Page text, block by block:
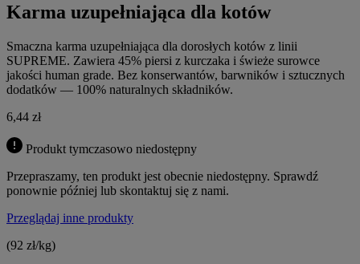
Karma uzupełniająca dla kotów
Smaczna karma uzupełniająca dla dorosłych kotów z linii
SUPREME. Zawiera 45% piersi z kurczaka i świeże surowce
jakości human grade. Bez konserwantów, barwników i sztucznych
dodatków — 100% naturalnych składników.
6,44 zł
Produkt tymczasowo niedostępny
Przepraszamy, ten produkt jest obecnie niedostępny. Sprawdź
ponownie później lub skontaktuj się z nami.
Przeglądaj inne produkty
(92 zł/kg)